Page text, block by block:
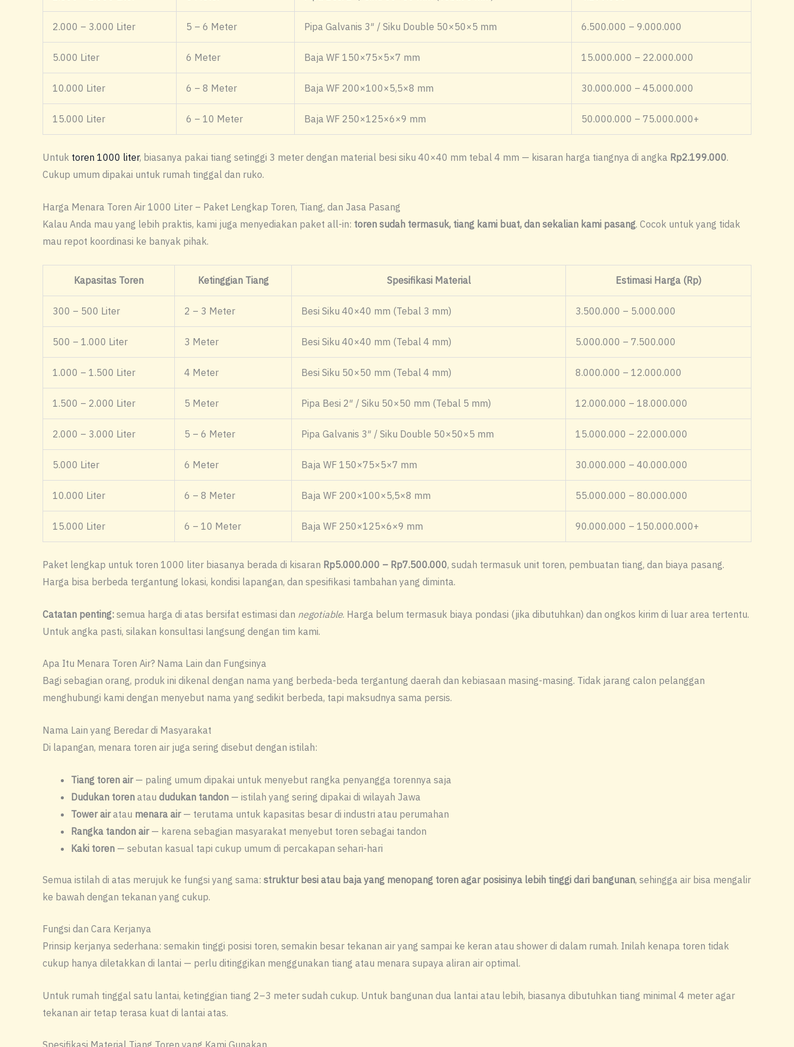
2.000 – 3.000 Liter 5 – 6 Meter Pipa Galvanis 3″ / Siku Double 50×50×5 mm 6.500.000 – 9.000.000
5.000 Liter 6 Meter Baja WF 150×75×5×7 mm 15.000.000 – 22.000.000
10.000 Liter 6 – 8 Meter Baja WF 200×100×5,5×8 mm 30.000.000 – 45.000.000
15.000 Liter 6 – 10 Meter Baja WF 250×125×6×9 mm 50.000.000 – 75.000.000+
Untuk toren 1000 liter, biasanya pakai tiang setinggi 3 meter dengan material besi siku 40×40 mm tebal 4 mm — kisaran harga tiangnya di angka Rp2.199.000.
Cukup umum dipakai untuk rumah tinggal dan ruko.
Harga Menara Toren Air 1000 Liter – Paket Lengkap Toren, Tiang, dan Jasa Pasang
Kalau Anda mau yang lebih praktis, kami juga menyediakan paket all-in: toren sudah termasuk, tiang kami buat, dan sekalian kami pasang. Cocok untuk yang tidak
mau repot koordinasi ke banyak pihak.
Kapasitas Toren Ketinggian Tiang Spesifikasi Material Estimasi Harga (Rp)
300 – 500 Liter 2 – 3 Meter Besi Siku 40×40 mm (Tebal 3 mm) 3.500.000 – 5.000.000
500 – 1.000 Liter 3 Meter Besi Siku 40×40 mm (Tebal 4 mm) 5.000.000 – 7.500.000
1.000 – 1.500 Liter 4 Meter Besi Siku 50×50 mm (Tebal 4 mm) 8.000.000 – 12.000.000
1.500 – 2.000 Liter 5 Meter Pipa Besi 2″ / Siku 50×50 mm (Tebal 5 mm) 12.000.000 – 18.000.000
2.000 – 3.000 Liter 5 – 6 Meter Pipa Galvanis 3″ / Siku Double 50×50×5 mm 15.000.000 – 22.000.000
5.000 Liter 6 Meter Baja WF 150×75×5×7 mm 30.000.000 – 40.000.000
10.000 Liter 6 – 8 Meter Baja WF 200×100×5,5×8 mm 55.000.000 – 80.000.000
15.000 Liter 6 – 10 Meter Baja WF 250×125×6×9 mm 90.000.000 – 150.000.000+
Paket lengkap untuk toren 1000 liter biasanya berada di kisaran Rp5.000.000 – Rp7.500.000, sudah termasuk unit toren, pembuatan tiang, dan biaya pasang.
Harga bisa berbeda tergantung lokasi, kondisi lapangan, dan spesifikasi tambahan yang diminta.
Catatan penting: semua harga di atas bersifat estimasi dan negotiable. Harga belum termasuk biaya pondasi (jika dibutuhkan) dan ongkos kirim di luar area tertentu.
Untuk angka pasti, silakan konsultasi langsung dengan tim kami.
Apa Itu Menara Toren Air? Nama Lain dan Fungsinya
Bagi sebagian orang, produk ini dikenal dengan nama yang berbeda-beda tergantung daerah dan kebiasaan masing-masing. Tidak jarang calon pelanggan
menghubungi kami dengan menyebut nama yang sedikit berbeda, tapi maksudnya sama persis.
Nama Lain yang Beredar di Masyarakat
Di lapangan, menara toren air juga sering disebut dengan istilah:
Tiang toren air— paling umum dipakai untuk menyebut rangka penyangga torennya saja
Dudukan toren atau dudukan tandon — istilah yang sering dipakai di wilayah Jawa
Tower airatau menara air— terutama untuk kapasitas besar di industri atau perumahan
Rangka tandon air— karena sebagian masyarakat menyebut toren sebagai tandon
Kaki toren — sebutan kasual tapi cukup umum di percakapan sehari-hari
Semua istilah di atas merujuk ke fungsi yang sama: struktur besi atau baja yang menopang toren agar posisinya lebih tinggi dari bangunan, sehingga air bisa mengalir
ke bawah dengan tekanan yang cukup.
Fungsi dan Cara Kerjanya
Prinsip kerjanya sederhana: semakin tinggi posisi toren, semakin besar tekanan air yang sampai ke keran atau shower di dalam rumah. Inilah kenapa toren tidak
cukup hanya diletakkan di lantai — perlu ditinggikan menggunakan tiang atau menara supaya aliran air optimal.
Untuk rumah tinggal satu lantai, ketinggian tiang 2–3 meter sudah cukup. Untuk bangunan dua lantai atau lebih, biasanya dibutuhkan tiang minimal 4 meter agar
tekanan air tetap terasa kuat di lantai atas.